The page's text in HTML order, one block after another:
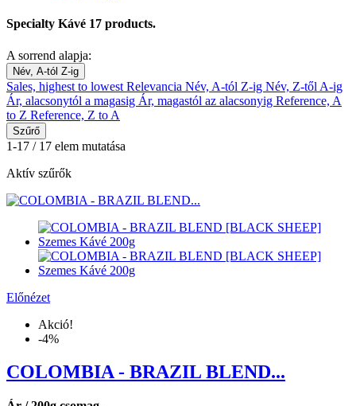
Specialty Kávé 17 products.
A sorrend alapja:
Név, A-tól Z-ig
Sales, highest to lowest Relevancia Név, A-tól Z-ig Név, Z-től A-ig
Ár, alacsonytól a magasig Ár, magastól az alacsonyig Reference, A
to Z Reference, Z to A
Szűrő
1-17 / 17 elem mutatása
Aktív szűrők
Előnézet
Akció!
-4%
COLOMBIA - BRAZIL BLEND...